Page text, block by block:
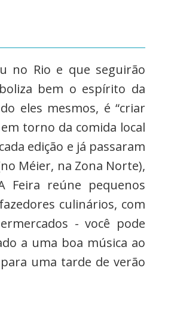
no Rio e que seguirão
bem o espírito da
eles mesmos, é “criar
torno da comida local
edição e já passaram
Méier, na Zona Norte),
Feira reúne pequenos
culinários, com
- você pode
a uma boa música ao
uma tarde de verão